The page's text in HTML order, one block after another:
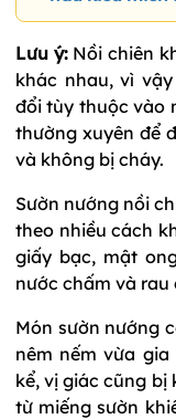
Lưu ý:Nồi chiên
khác nhau, vì
đổi tùy thuộc vào
thường xuyên để
và không bị cháy.
Sườn nướng nồi
theo nhiều cách
giấy bạc, mật
nước chấm và rau
Món sườn nướng
nêm nếm vừa
kể, vị giác cũng
từ miếng sườn